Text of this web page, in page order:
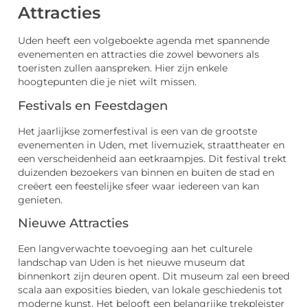
Attracties
Uden heeft een volgeboekte agenda met spannende
evenementen en attracties die zowel bewoners als
toeristen zullen aanspreken. Hier zijn enkele
hoogtepunten die je niet wilt missen.
Festivals en Feestdagen
Het jaarlijkse zomerfestival is een van de grootste
evenementen in Uden, met livemuziek, straattheater en
een verscheidenheid aan eetkraampjes. Dit festival trekt
duizenden bezoekers van binnen en buiten de stad en
creëert een feestelijke sfeer waar iedereen van kan
genieten.
Nieuwe Attracties
Een langverwachte toevoeging aan het culturele
landschap van Uden is het nieuwe museum dat
binnenkort zijn deuren opent. Dit museum zal een breed
scala aan exposities bieden, van lokale geschiedenis tot
moderne kunst. Het belooft een belangrijke trekpleister